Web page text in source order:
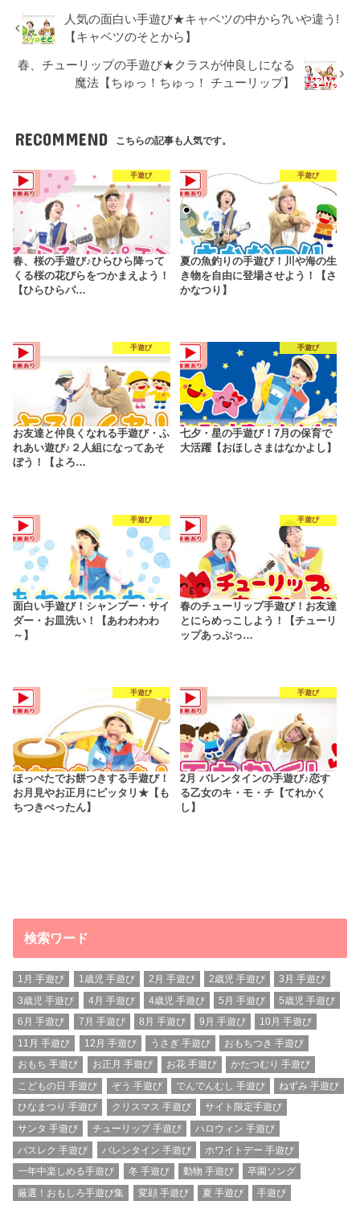
人気の面白い手遊び★キャベツの中から?いや違う!
【キャベツのそとから】
春、チューリップの手遊び★クラスが仲良しになる
魔法【ちゅっ！ちゅっ！ チューリップ】
RECOMMEND こちらの記事も人気です。
手遊び
春、桜の手遊び♪ひらひら降って
くる桜の花びらをつかまえよう！
【ひらひらパ…
手遊び
夏の魚釣りの手遊び！川や海の生
き物を自由に登場させよう！【さ
かなつり】
手遊び
お友達と仲良くなれる手遊び・ふ
れあい遊び♪２人組になってあそ
ぼう！【よろ…
手遊び
七夕・星の手遊び！7月の保育で
大活躍【おほしさまはなかよし】
手遊び
面白い手遊び！シャンプー・サイ
ダー・お皿洗い！【あわわわわ
～】
手遊び
春のチューリップ手遊び！お友達
とにらめっこしよう！【チューリ
ップあっぷっ…
手遊び
ほっぺたでお餅つきする手遊び！
お月見やお正月にピッタリ★【も
ちつきぺったん】
手遊び
2月 バレンタインの手遊び♪恋す
る乙女のキ・モ・チ【てれかく
し】
検索ワード
1月 手遊び 1歳児 手遊び 2月 手遊び 2歳児 手遊び
3月 手遊び
3歳児 手遊び
4月 手遊び 4歳児 手遊び 5月 手遊び
5歳児 手遊び
6月 手遊び
7月 手遊び 8月 手遊び 9月 手遊び
10月 手遊び
11月 手遊び
12月 手遊び うさぎ 手遊び
おもちつき 手遊び
おもち 手遊び
お正月 手遊び お花 手遊び
かたつむり 手遊び
こどもの日 手遊び
ぞう 手遊び でんでんむし 手遊び
ねずみ 手遊び
ひなまつり 手遊び
クリスマス 手遊び
サイト限定手遊び
サンタ 手遊び
チューリップ 手遊び
ハロウィン 手遊び
バスレク 手遊び
バレンタイン 手遊び
ホワイトデー 手遊び
一年中楽しめる手遊び
冬 手遊び 動物 手遊び
卒園ソング
厳選！おもしろ手遊び集
変顔 手遊び 夏 手遊び
手遊び